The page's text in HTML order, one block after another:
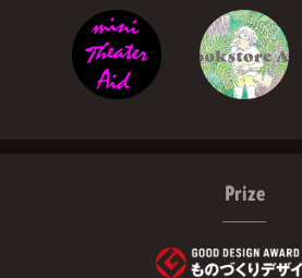
Prize